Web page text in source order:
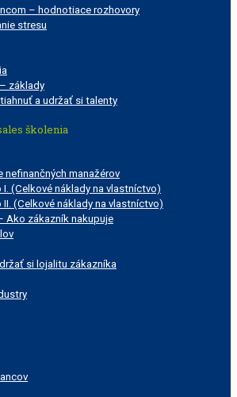
– hodnotiace rozhovory
stresu
základy
a udržať si talenty
školenia
nefinančných manažérov
(Celkové náklady na vlastníctvo)
(Celkové náklady na vlastníctvo)
Ako zákazník nakupuje
si lojalitu zákazníka